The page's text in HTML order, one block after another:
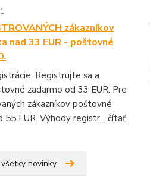
zákazníkov
nad 33 EUR - poštovné
Registrujte sa a
zadarmo od 33 EUR. Pre
zákazníkov poštovné
55 EUR. Výhody registr... čítať
novinky